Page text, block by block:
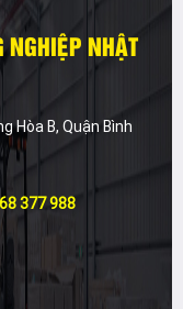
NGHIỆP NHẬT
Hòa B, Quận Bình
377 988